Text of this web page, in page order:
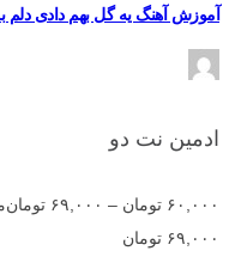
آموزش آهنگ یه گل بهم دادی دلم
ادمین نت دو
۶۰,۰۰۰ تومان – ۶۹,۰۰۰ تومان
۶۹,۰۰۰ تومان